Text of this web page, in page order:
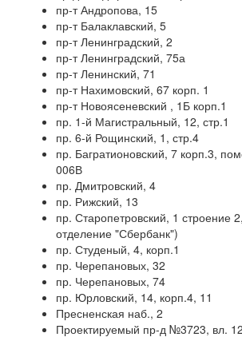
пр-т Андропова, 15
пр-т Балаклавский, 5
пр-т Ленинградский, 2
пр-т Ленинградский, 75а
пр-т Ленинский, 71
пр-т Нахимовский, 67 корп. 1
пр-т Новоясеневский , 1Б корп.1
пр. 1-й Магистральный, 12, стр.1
пр. 6-й Рощинский, 1, стр.4
пр. Багратионовский, 7 корп.3,
006В
пр. Дмитровский, 4
пр. Рижский, 13
пр. Старопетровский, 1 строение
отделение "Сбербанк")
пр. Студеный, 4, корп.1
пр. Черепановых, 32
пр. Черепановых, 74
пр. Юрловский, 14, корп.4, 11
Пресненская наб., 2
Проектируемый пр-д №3723, вл. 12